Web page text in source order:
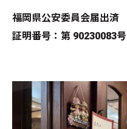
福岡県公安委員会届出済
証明番号：第 90230083号